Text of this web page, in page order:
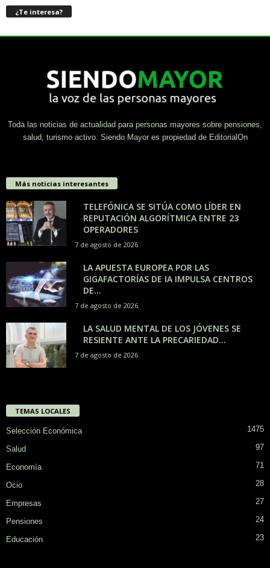
¿Te interesa?
Toda las noticias de actualidad para personas mayores sobre pensiones,
salud, turismo activo. Siendo Mayor es propiedad de EditorialOn
Más noticias interesantes
TELEFÓNICA SE SITÚA COMO LÍDER EN
REPUTACIÓN ALGORÍTMICA ENTRE 23
OPERADORES
7 de agosto de 2026
LA APUESTA EUROPEA POR LAS
GIGAFACTORÍAS DE IA IMPULSA CENTROS
DE...
7 de agosto de 2026
LA SALUD MENTAL DE LOS JÓVENES SE
RESIENTE ANTE LA PRECARIEDAD...
7 de agosto de 2026
TEMAS LOCALES
Selección Económica 1475
Salud 97
Economía 71
Ocio 28
Empresas 27
Pensiones 24
Educación 23